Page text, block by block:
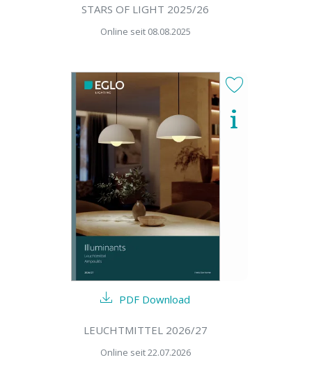
STARS OF LIGHT 2025/26
Online seit 08.08.2025
PDF Download
LEUCHTMITTEL 2026/27
Online seit 22.07.2026